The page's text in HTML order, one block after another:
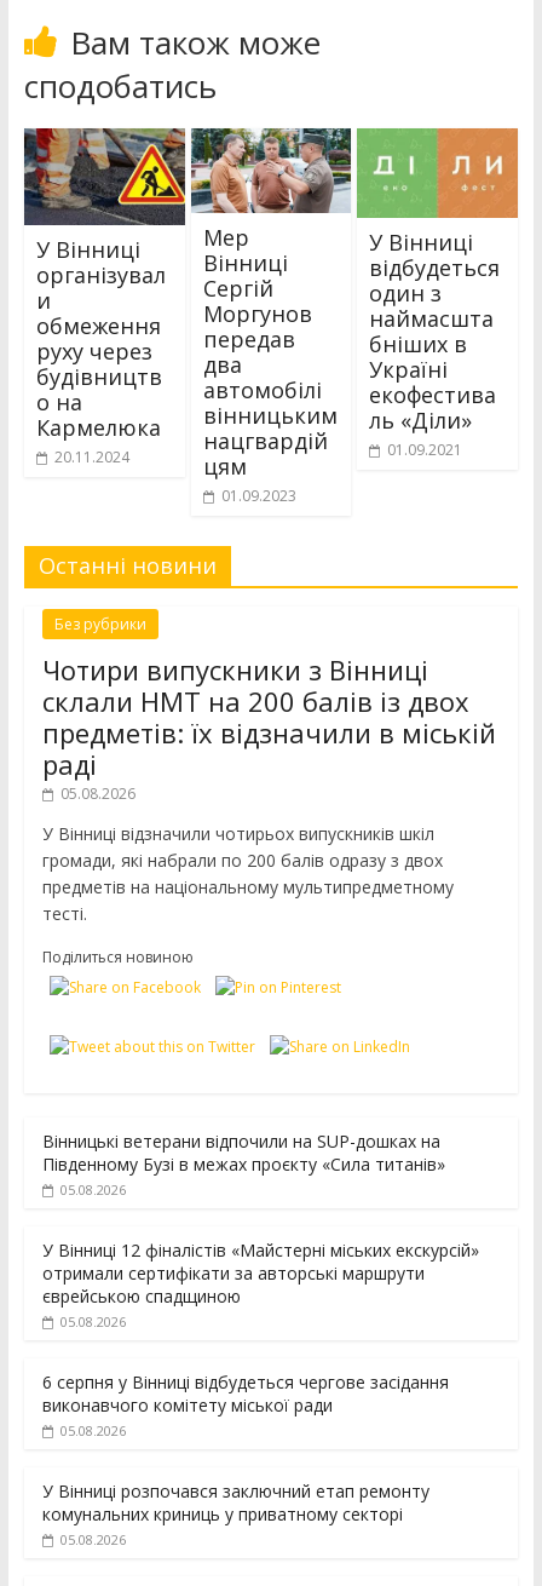
Вам також може
сподобатись
У Вінниці
організувал
и
обмеження
руху через
будівництв
о на
Кармелюка
20.11.2024
Мер
Вінниці
Сергій
Моргунов
передав
два
автомобілі
вінницьким
нацгвардій
цям
01.09.2023
У Вінниці
відбудеться
один з
наймасшта
бніших в
Україні
екофестива
ль «Діли»
01.09.2021
Останні новини
Без рубрики
Чотири випускники з Вінниці
склали НМТ на 200 балів із двох
предметів: їх відзначили в міській
раді
05.08.2026
У Вінниці відзначили чотирьох випускників шкіл
громади, які набрали по 200 балів одразу з двох
предметів на національному мультипредметному
тесті.
Поділиться новиною
Вінницькі ветерани відпочили на SUP-дошках на
Південному Бузі в межах проєкту «Сила титанів»
05.08.2026
У Вінниці 12 фіналістів «Майстерні міських екскурсій»
отримали сертифікати за авторські маршрути
єврейською спадщиною
05.08.2026
6 серпня у Вінниці відбудеться чергове засідання
виконавчого комітету міської ради
05.08.2026
У Вінниці розпочався заключний етап ремонту
комунальних криниць у приватному секторі
05.08.2026